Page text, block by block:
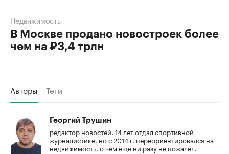
В Москве продано новостроек более
чем на ₽3,4 трлн
Недвижимость
Авторы Теги
Георгий Трушин
редактор новостей. 14 лет отдал спортивной
журналистике, но с 2014 г. переориентировался на
недвижимость, о чем еще ни разу не пожалел.